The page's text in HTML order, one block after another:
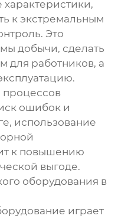
характеристики,
к экстремальным
Это
добычи, сделать
для работников, а
процессов
ошибок и
использование
к повышению
выгоде.
оборудования в
играет